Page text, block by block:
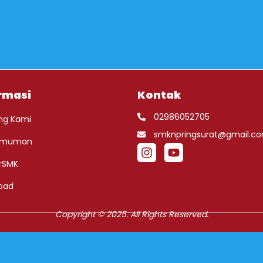
Kami
Kontak
02986052705
Copyright © 2025. All Rights Reserved.